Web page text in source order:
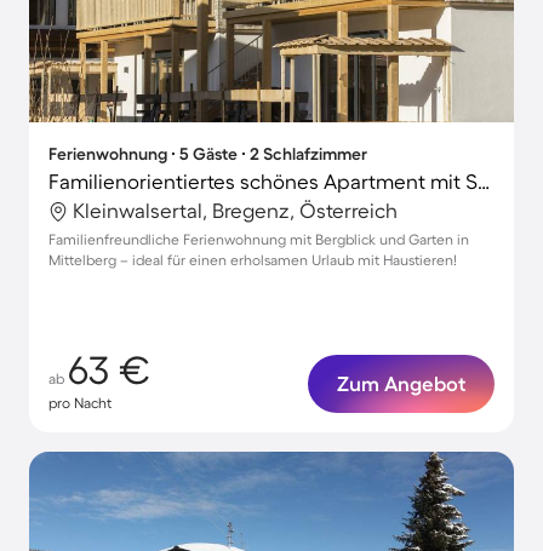
Ferienwohnung ∙ 5 Gäste ∙ 2 Schlafzimmer
Familienorientiertes schönes Apartment mit Sauna, Garten und Terrasse | Bergblick | Nah am Skifahren | Hunde erlaubt
Kleinwalsertal, Bregenz, Österreich
Familienfreundliche Ferienwohnung mit Bergblick und Garten in
Mittelberg – ideal für einen erholsamen Urlaub mit Haustieren!
ab 63 €
pro Nacht
Zum Angebot